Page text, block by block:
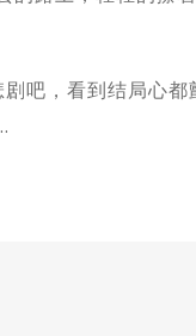
吧，看到结局心